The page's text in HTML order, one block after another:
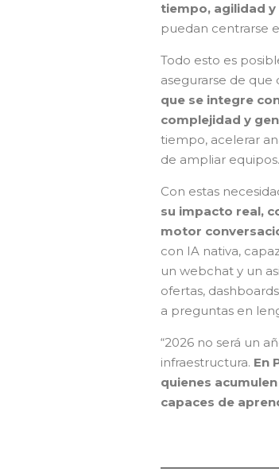
tiempo, agilidad
puedan centrarse
Todo esto es
asegurarse de que
que se integre
complejidad y
tiempo, acelerar
de ampliar equipos.
Con estas
su impacto real,
motor
con IA nativa,
un webchat y un
ofertas,
a preguntas en
“2026 no será un
infraestructura. En
quienes
capaces de